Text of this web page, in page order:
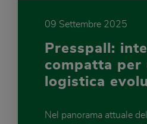
09 Settembre 2025
Presspall:
compatta per
logistica
Nel panorama attuale